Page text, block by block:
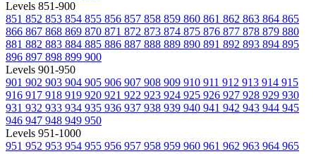
Levels 851-900
851 852 853 854 855 856 857 858 859 860 861 862 863 864 865
866 867 868 869 870 871 872 873 874 875 876 877 878 879 880
881 882 883 884 885 886 887 888 889 890 891 892 893 894 895
896 897 898 899 900
Levels 901-950
901 902 903 904 905 906 907 908 909 910 911 912 913 914 915
916 917 918 919 920 921 922 923 924 925 926 927 928 929 930
931 932 933 934 935 936 937 938 939 940 941 942 943 944 945
946 947 948 949 950
Levels 951-1000
951 952 953 954 955 956 957 958 959 960 961 962 963 964 965